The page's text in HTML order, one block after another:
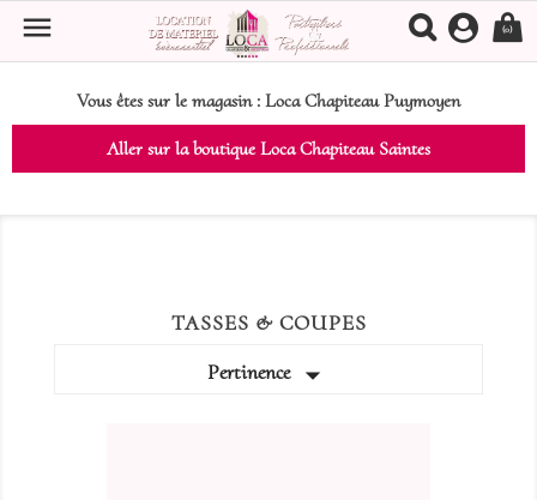
Vous êtes sur le magasin : Loca Chapiteau Puymoyen
Aller sur la boutique Loca Chapiteau Saintes
 (0)
TASSES & COUPES
Pertinence 